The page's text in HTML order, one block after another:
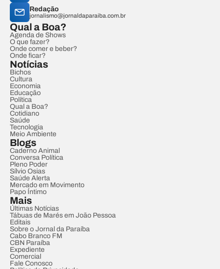
Redação
jornalismo@jornaldaparaiba.com.br
Qual a Boa?
Agenda de Shows
O que fazer?
Onde comer e beber?
Onde ficar?
Notícias
Bichos
Cultura
Economia
Educação
Política
Qual a Boa?
Cotidiano
Saúde
Tecnologia
Meio Ambiente
Blogs
Caderno Animal
Conversa Política
Pleno Poder
Sílvio Osias
Saúde Alerta
Mercado em Movimento
Papo Íntimo
Mais
Últimas Notícias
Tábuas de Marés em João Pessoa
Editais
Sobre o Jornal da Paraíba
Cabo Branco FM
CBN Paraíba
Expediente
Comercial
Fale Conosco